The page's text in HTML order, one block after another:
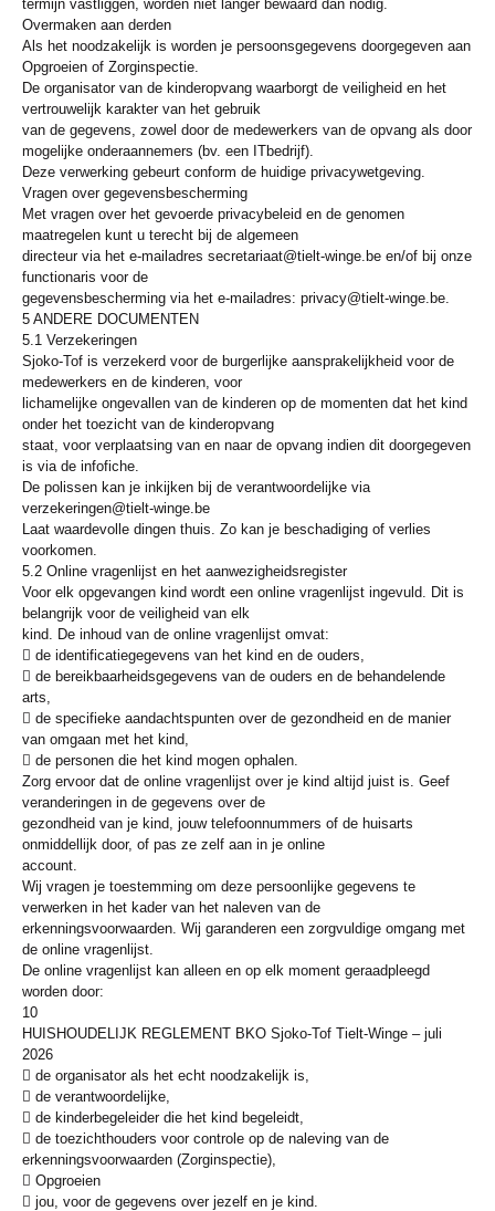
termijn vastliggen, worden niet langer bewaard dan nodig.
Overmaken aan derden
Als het noodzakelijk is worden je persoonsgegevens doorgegeven aan
Opgroeien of Zorginspectie.
De organisator van de kinderopvang waarborgt de veiligheid en het
vertrouwelijk karakter van het gebruik
van de gegevens, zowel door de medewerkers van de opvang als door
mogelijke onderaannemers (bv. een ITbedrijf).
Deze verwerking gebeurt conform de huidige privacywetgeving.
Vragen over gegevensbescherming
Met vragen over het gevoerde privacybeleid en de genomen
maatregelen kunt u terecht bij de algemeen
directeur via het e-mailadres secretariaat@tielt-winge.be en/of bij onze
functionaris voor de
gegevensbescherming via het e-mailadres: privacy@tielt-winge.be.
5 ANDERE DOCUMENTEN
5.1 Verzekeringen
Sjoko-Tof is verzekerd voor de burgerlijke aansprakelijkheid voor de
medewerkers en de kinderen, voor
lichamelijke ongevallen van de kinderen op de momenten dat het kind
onder het toezicht van de kinderopvang
staat, voor verplaatsing van en naar de opvang indien dit doorgegeven
is via de infofiche.
De polissen kan je inkijken bij de verantwoordelijke via
verzekeringen@tielt-winge.be
Laat waardevolle dingen thuis. Zo kan je beschadiging of verlies
voorkomen.
5.2 Online vragenlijst en het aanwezigheidsregister
Voor elk opgevangen kind wordt een online vragenlijst ingevuld. Dit is
belangrijk voor de veiligheid van elk
kind. De inhoud van de online vragenlijst omvat:
 de identificatiegegevens van het kind en de ouders,
 de bereikbaarheidsgegevens van de ouders en de behandelende
arts,
 de specifieke aandachtspunten over de gezondheid en de manier
van omgaan met het kind,
 de personen die het kind mogen ophalen.
Zorg ervoor dat de online vragenlijst over je kind altijd juist is. Geef
veranderingen in de gegevens over de
gezondheid van je kind, jouw telefoonnummers of de huisarts
onmiddellijk door, of pas ze zelf aan in je online
account.
Wij vragen je toestemming om deze persoonlijke gegevens te
verwerken in het kader van het naleven van de
erkenningsvoorwaarden. Wij garanderen een zorgvuldige omgang met
de online vragenlijst.
De online vragenlijst kan alleen en op elk moment geraadpleegd
worden door:
10
HUISHOUDELIJK REGLEMENT BKO Sjoko-Tof Tielt-Winge – juli
2026
 de organisator als het echt noodzakelijk is,
 de verantwoordelijke,
 de kinderbegeleider die het kind begeleidt,
 de toezichthouders voor controle op de naleving van de
erkenningsvoorwaarden (Zorginspectie),
 Opgroeien
 jou, voor de gegevens over jezelf en je kind.